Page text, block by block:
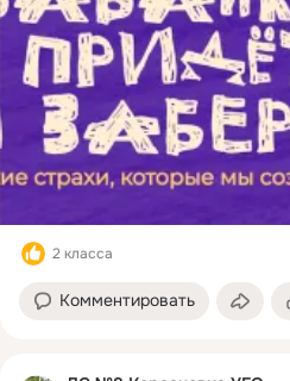
2 класса
Комментировать